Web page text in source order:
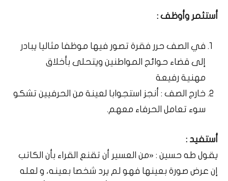
أستثمر وأوظف :
في الصف حرر فقرة تصور فيها موظفا مثاليا يبادر
إلى قضاء حوائج المواطنين ويتحلى بأخلاق
مهنية رفيعة
خارج الصف : أنجز استجوابا لعينة من الحرفيين تشكو
سوء تعامل الحرفاء معهم.
أستفيد :
يقول طه حسين : «من العسير أن تقنع القراء بأن الكاتب
إن عرض صورة بعينها فهو لم يرد شخصا بعينه، و لعله